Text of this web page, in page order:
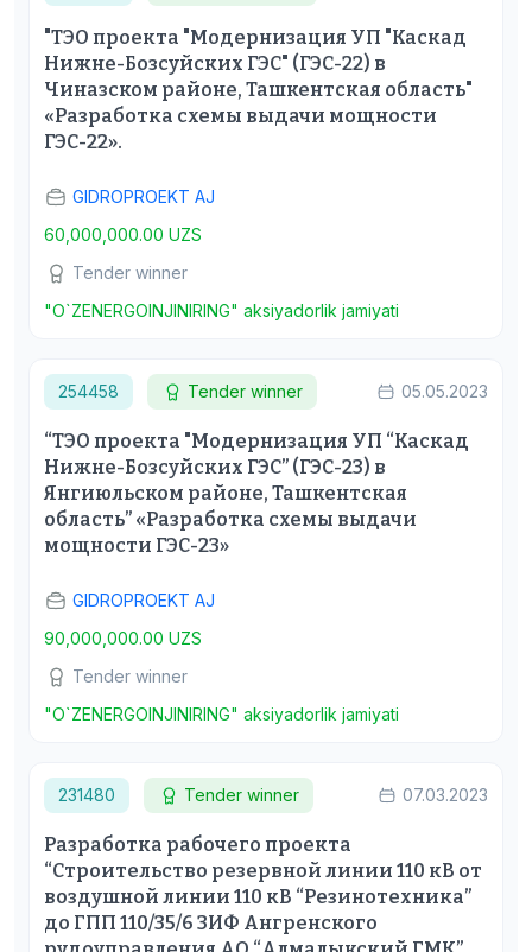
"ТЭО проекта "Модернизация УП "Каскад
Нижне-Бозсуйских ГЭС" (ГЭС-22) в
Чиназском районе, Ташкентская область"
«Разработка схемы выдачи мощности
ГЭС-22».
GIDROPROEKT AJ
60,000,000.00 UZS
Tender winner
"O`ZENERGOINJINIRING" aksiyadorlik jamiyati
254458 Tender winner 05.05.2023
“ТЭО проекта "Модернизация УП “Каскад
Нижне-Бозсуйских ГЭС” (ГЭС-23) в
Янгиюльском районе, Ташкентская
область” «Разработка схемы выдачи
мощности ГЭС-23»
GIDROPROEKT AJ
90,000,000.00 UZS
Tender winner
"O`ZENERGOINJINIRING" aksiyadorlik jamiyati
231480 Tender winner 07.03.2023
Разработка рабочего проекта
“Строительство резервной линии 110 кВ от
воздушной линии 110 кВ “Резинотехника”
до ГПП 110/35/6 ЗИФ Ангренского